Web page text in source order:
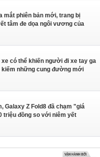
mắt phiên bản mới, trang bị
tâm đe dọa ngôi vương của
xe có thể khiến người đi xe tay ga
kiếm những cung đường mới
Galaxy Z Fold8 đã chạm "giá
triệu đồng so với niêm yết